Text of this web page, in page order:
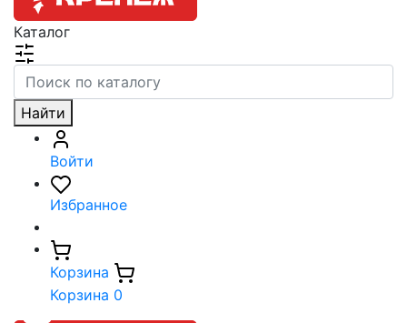
Каталог
Найти
Войти
Избранное
Корзина
Корзина 0